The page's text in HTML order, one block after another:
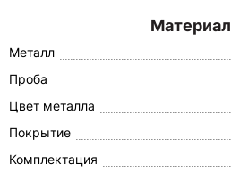
Материал
Металл
Проба
Цвет металла
Покрытие
Комплектация